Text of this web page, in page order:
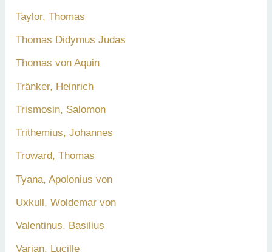
Taylor, Thomas
Thomas Didymus Judas
Thomas von Aquin
Tränker, Heinrich
Trismosin, Salomon
Trithemius, Johannes
Troward, Thomas
Tyana, Apolonius von
Uxkull, Woldemar von
Valentinus, Basilius
Varian, Lucille